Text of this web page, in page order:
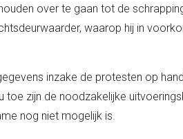
over te gaan tot de
waarop hij in
inzake de protesten op
zijn de noodzakelijke
nog niet mogelijk is.